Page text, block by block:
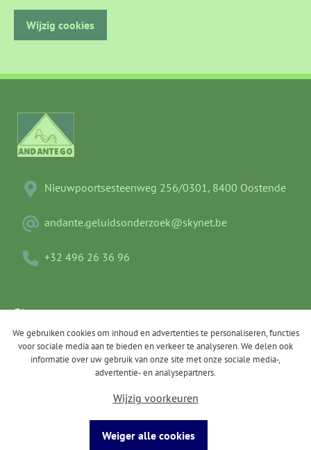
Wijzig cookies
Nieuwpoortsesteenweg 256/0301, 8400 Oostende
andante.geluidsonderzoek@skynet.be
+32 496 26 36 96
Sitemap
Bouwakoestiek
Geluidsmetingen & berekeningen
We gebruiken cookies om inhoud en advertenties te personaliseren, functies
voor sociale media aan te bieden en verkeer te analyseren. We delen ook
informatie over uw gebruik van onze site met onze sociale media-,
advertentie- en analysepartners.
Wijzig voorkeuren
Weiger alle cookies